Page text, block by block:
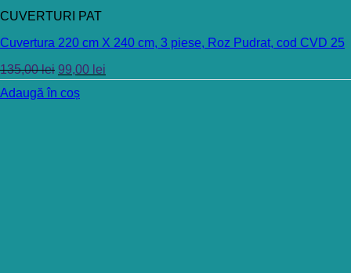
CUVERTURI PAT
Cuvertura 220 cm X 240 cm, 3 piese, Roz Pudrat, cod CVD 25
135,00lei 99,00 lei
Adaugă în coș